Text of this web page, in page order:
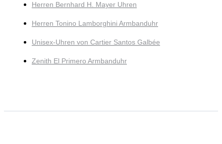
Herren Bernhard H. Mayer Uhren
Herren Tonino Lamborghini Armbanduhr
Unisex-Uhren von Cartier Santos Galbée
Zenith El Primero Armbanduhr